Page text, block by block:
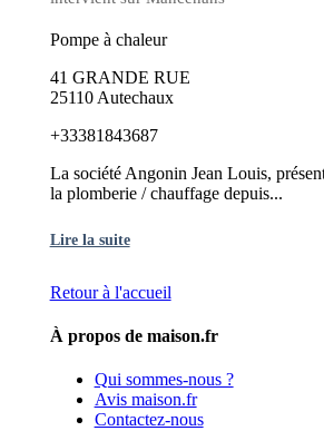
Pompe à chaleur
41 GRANDE RUE
25110 Autechaux
+33381843687
La société Angonin Jean Louis,
la plomberie / chauffage depuis...
Lire la suite
Retour à l'accueil
À propos de maison.fr
Qui sommes-nous ?
Avis maison.fr
Contactez-nous